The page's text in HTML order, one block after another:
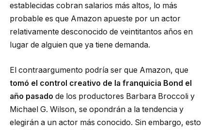
establecidas cobran salarios más altos, lo más
probable es que Amazon apueste por un actor
relativamente desconocido de veintitantos años en
lugar de alguien que ya tiene demanda.
El contraargumento podría ser que Amazon, que
tomó el control creativo de la franquicia Bond el
año pasado de los productores Barbara Broccoli y
Michael G. Wilson, se opondrán a la tendencia y
elegirán a un actor más conocido. Sin embargo, esto